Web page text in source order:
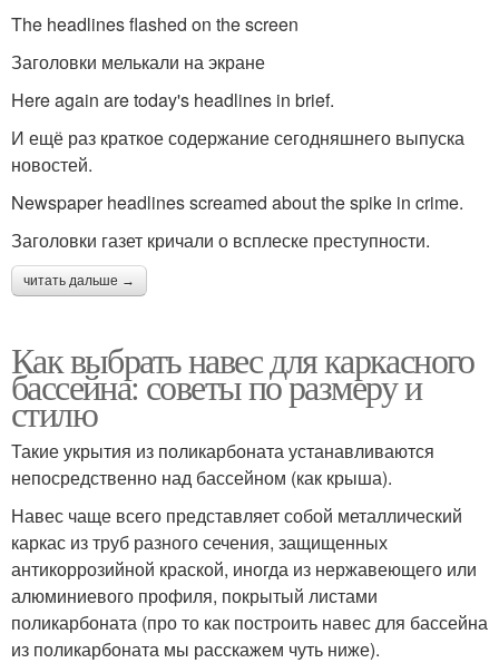
The headlines flashed on the screen
Заголовки мелькали на экране
Here again are today's headlines in brief.
И ещё раз краткое содержание сегодняшнего выпуска
новостей.
Newspaper headlines screamed about the spike in crime.
Заголовки газет кричали о всплеске преступности.
читать дальше →
Как выбрать навес для каркасного
бассейна: советы по размеру и
стилю
Такие укрытия из поликарбоната устанавливаются
непосредственно над бассейном (как крыша).
Навес чаще всего представляет собой металлический
каркас из труб разного сечения, защищенных
антикоррозийной краской, иногда из нержавеющего или
алюминиевого профиля, покрытый листами
поликарбоната (про то как построить навес для бассейна
из поликарбоната мы расскажем чуть ниже).